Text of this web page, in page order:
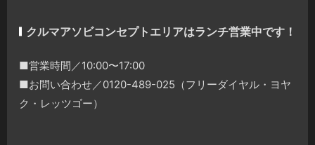
クルマアソビコンセプトエリアはランチ営業中です！
■営業時間／10:00〜17:00
■お問い合わせ／0120-489-025（フリーダイヤル・ヨヤ
ク・レッツゴー）